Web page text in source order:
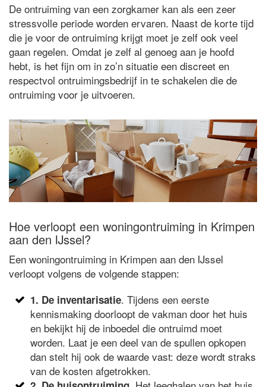
De ontruiming van een zorgkamer kan als een zeer
stressvolle periode worden ervaren. Naast de korte tijd
die je voor de ontruiming krijgt moet je zelf ook veel
gaan regelen. Omdat je zelf al genoeg aan je hoofd
hebt, is het fijn om in zo’n situatie een discreet en
respectvol ontruimingsbedrijf in te schakelen die de
ontruiming voor je uitvoeren.
Hoe verloopt een woningontruiming in Krimpen
aan den IJssel?
Een woningontruiming in Krimpen aan den IJssel
verloopt volgens de volgende stappen:
1. De inventarisatie. Tijdens een eerste
kennismaking doorloopt de vakman door het huis
en bekijkt hij de inboedel die ontruimd moet
worden. Laat je een deel van de spullen opkopen
dan stelt hij ook de waarde vast: deze wordt straks
van de kosten afgetrokken.